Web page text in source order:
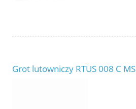
Grot lutowniczy RTUS 008 C MS